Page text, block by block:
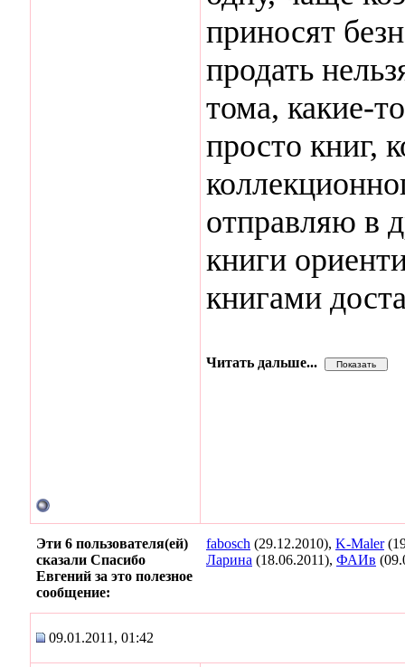
приносят
продать
тома, какие-
просто книг,
отправляю в
книги
книгами
Читать дальше...
Эти 6 пользователя(ей)
сказали Спасибо
Евгений за это полезное
сообщение:
fabosch (29.12.2010), K-Maler
Ларина (18.06.2011), ФАИв
09.01.2011, 01:42